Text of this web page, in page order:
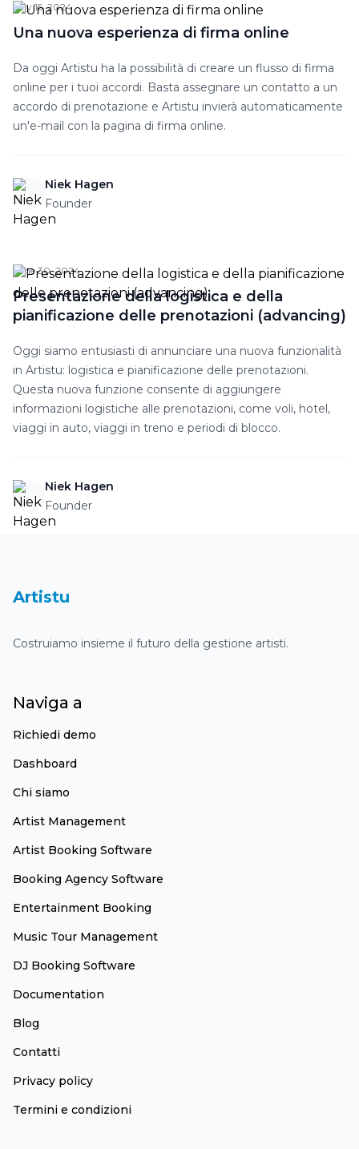
July 15, 2024
Una nuova esperienza di firma online
Da oggi Artistu ha la possibilità di creare un flusso di firma
online per i tuoi accordi. Basta assegnare un contatto a un
accordo di prenotazione e Artistu invierà automaticamente
un'e-mail con la pagina di firma online.
Niek Hagen
Founder
June 30, 2024
Presentazione della logistica e della
pianificazione delle prenotazioni (advancing)
Oggi siamo entusiasti di annunciare una nuova funzionalità
in Artistu: logistica e pianificazione delle prenotazioni.
Questa nuova funzione consente di aggiungere
informazioni logistiche alle prenotazioni, come voli, hotel,
viaggi in auto, viaggi in treno e periodi di blocco.
Niek Hagen
Founder
Artistu
Costruiamo insieme il futuro della gestione artisti.
Naviga a
Richiedi demo
Dashboard
Chi siamo
Artist Management
Artist Booking Software
Booking Agency Software
Entertainment Booking
Music Tour Management
DJ Booking Software
Documentation
Blog
Contatti
Privacy policy
Termini e condizioni